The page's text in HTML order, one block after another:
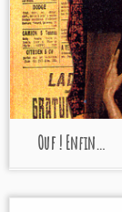
Ouf ! Enfin…